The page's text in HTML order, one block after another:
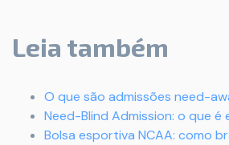
Leia também
O que são admissões need-
Need-Blind Admission: o que é
Bolsa esportiva NCAA: como